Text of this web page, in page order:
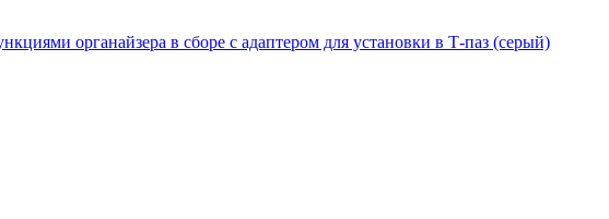
органайзера в сборе с адаптером для установки в Т-паз (серый)